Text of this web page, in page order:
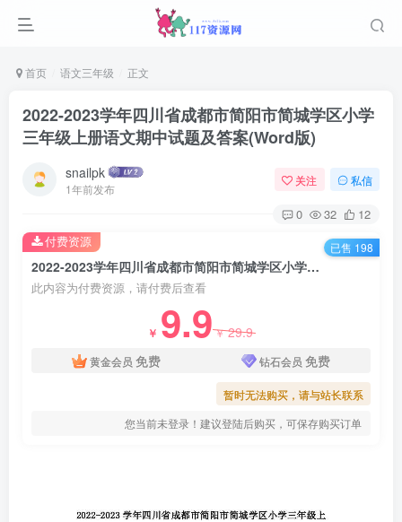
首页 语文三年级 正文
2022-2023学年四川省成都市简阳市简城学区小学
三年级上册语文期中试题及答案(Word版)
snailpk
1年前发布
关注 私信
0 32 12
2022-2023学年四川省成都市简阳市简城学区小学三年级上册语文期中试题及答案(Word版)
此内容为付费资源，请付费后查看
￥ 9.9￥29.9
黄金会员 免费 钻石会员 免费
暂时无法购买，请与站长联系
您当前未登录！建议登陆后购买，可保存购买订单
付费资源 已售 198